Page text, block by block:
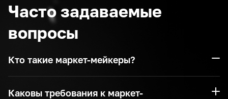
Часто задаваемые
вопросы
Кто такие маркет-мейкеры?
Каковы требования к маркет-